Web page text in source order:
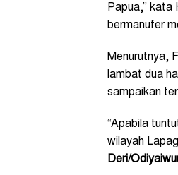
Papua,” kata
bermanufer
Menurutnya,
lambat dua
sampaikan
“Apabila
wilayah
Deri/